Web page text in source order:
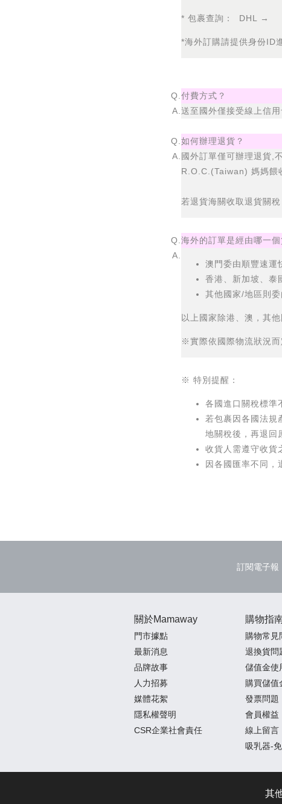
* 包裹查詢： DHL →
*海外訂購請提供身份ID
Q. 付費方式？
A. 送至國外僅接受線上信
Q. 如何辦理退貨？
A. 國外訂單僅可辦理退貨,
R.O.C.(Taiwan) 媽媽餵
若退貨海關收取退貨關稅
Q. 海外的訂單是經由哪一個
A.
澳門委由 順豐速運
香港、新加坡、泰
其他國家/地區則委
以上國家除港、澳，其
※實際依國際物流狀況而
※ 特別提醒：
各國進口關稅標準
若包裹因各國法規
地關稅後，再退回
收貨人需遵守收貨
因各國匯率不同，
其
訂閱電子報
關於Mamaway
門市據點
最新消息
品牌故事
人力招募
媒體花絮
隱私權聲明
CSR企業社會責任
購物指
購物常見
退換貨問
儲值金使
購買儲值
發票問題
會員權益
線上留言
吸乳器-